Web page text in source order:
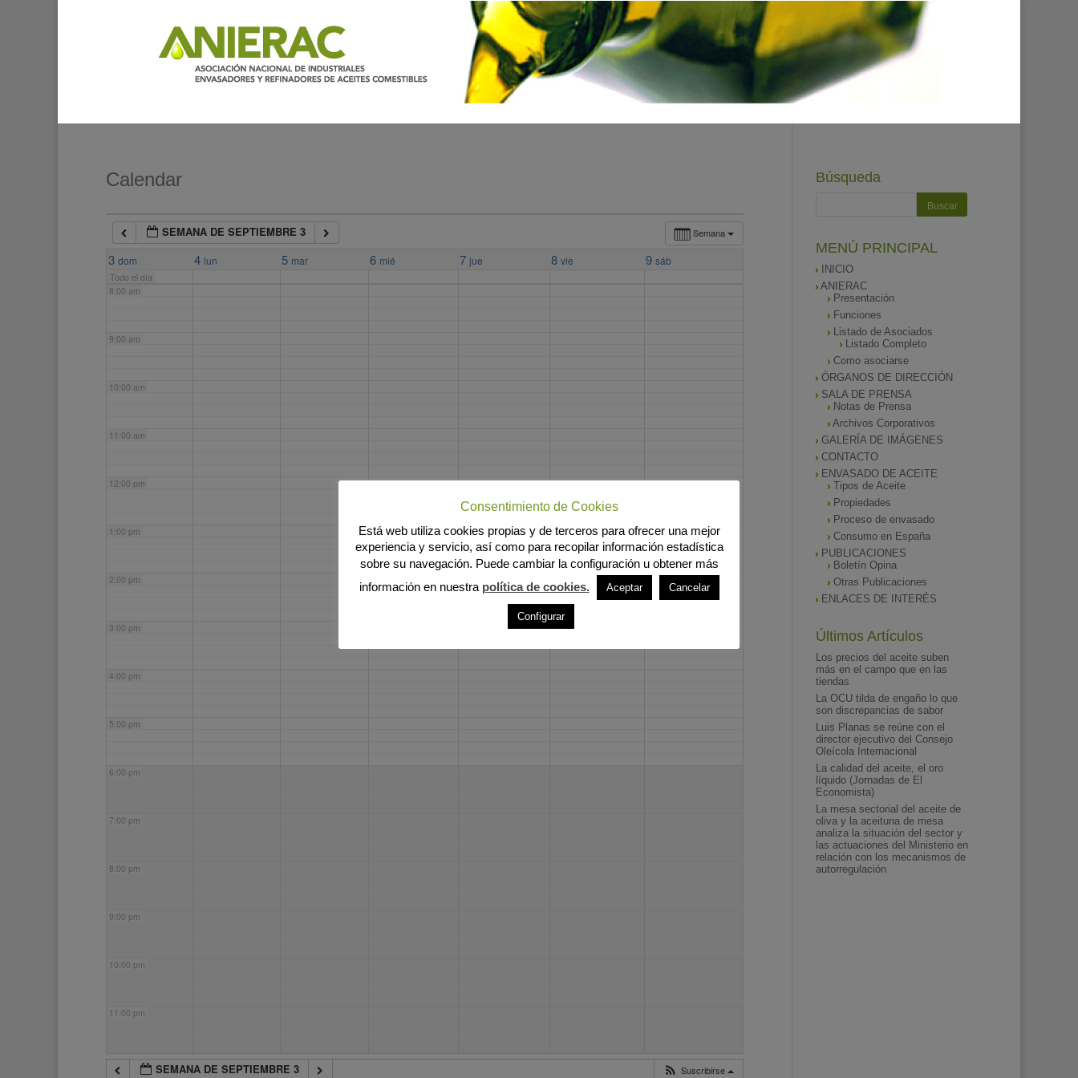
Calendar
Semana
SEMANA DE SEPTIEMBRE 3
3 dom 4 lun 5 mar 6 mié 7 jue 8 vie 9 sáb
Todo el día
7:00 am
8:00 am
9:00 am
10:00 am
11:00 am
12:00 pm
1:00 pm
2:00 pm
3:00 pm
4:00 pm
5:00 pm
6:00 pm
7:00 pm
8:00 pm
9:00 pm
10:00 pm
11:00 pm
SEMANA DE SEPTIEMBRE 3 Suscribirse
Búsqueda
MENÚ PRINCIPAL
INICIO
ANIERAC
Presentación
Funciones
Listado de Asociados
Listado Completo
Como asociarse
ÓRGANOS DE DIRECCIÓN
SALA DE PRENSA
Notas de Prensa
Archivos Corporativos
GALERÍA DE IMÁGENES
CONTACTO
ENVASADO DE ACEITE
Tipos de Aceite
Propiedades
Proceso de envasado
Consumo en España
PUBLICACIONES
Boletín Opina
Otras Publicaciones
ENLACES DE INTERÉS
Últimos Artículos
Los precios del aceite suben
más en el campo que en las
tiendas
La OCU tilda de engaño lo que
son discrepancias de sabor
Luis Planas se reúne con el
director ejecutivo del Consejo
Oleícola Internacional
La calidad del aceite, el oro
líquido (Jornadas de El
Economista)
La mesa sectorial del aceite de
oliva y la aceituna de mesa
analiza la situación del sector y
las actuaciones del Ministerio en
relación con los mecanismos de
autorregulación
Consentimiento de Cookies
Está web utiliza cookies propias y de terceros para ofrecer una mejor
experiencia y servicio, así como para recopilar información estadística
sobre su navegación. Puede cambiar la configuración u obtener más
información en nuestra política de cookies. Aceptar Cancelar
Configurar